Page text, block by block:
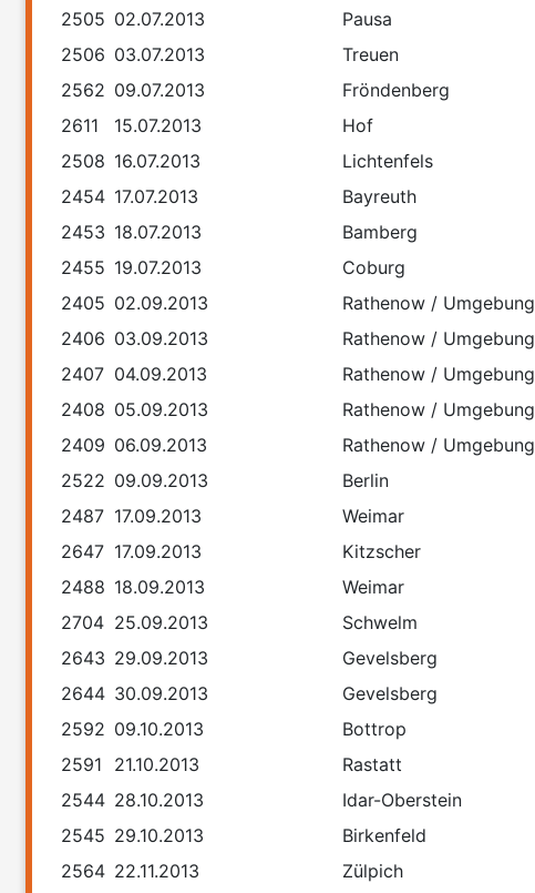
2505 02.07.2013 Pausa
2506 03.07.2013 Treuen
2562 09.07.2013 Fröndenberg
2611
15.07.2013 Hof
2508 16.07.2013 Lichtenfels
2454 17.07.2013 Bayreuth
2453 18.07.2013 Bamberg
2455 19.07.2013 Coburg
2405 02.09.2013 Rathenow / Umgebung
2406 03.09.2013 Rathenow / Umgebung
2407 04.09.2013 Rathenow / Umgebung
2408 05.09.2013 Rathenow / Umgebung
2409 06.09.2013 Rathenow / Umgebung
2522 09.09.2013 Berlin
2487 17.09.2013 Weimar
2647 17.09.2013 Kitzscher
2488 18.09.2013 Weimar
2704 25.09.2013 Schwelm
2643 29.09.2013 Gevelsberg
2644 30.09.2013 Gevelsberg
2592 09.10.2013 Bottrop
2591
21.10.2013 Rastatt
2544 28.10.2013 Idar-Oberstein
2545 29.10.2013 Birkenfeld
2564 22.11.2013 Zülpich